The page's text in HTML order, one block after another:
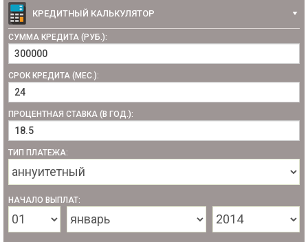
КРЕДИТНЫЙ КАЛЬКУЛЯТОР
СУММА КРЕДИТА (РУБ.):
СРОК КРЕДИТА (МЕС.):
ПРОЦЕНТНАЯ СТАВКА (В ГОД.):
ТИП ПЛАТЕЖА:
НАЧАЛО ВЫПЛАТ: